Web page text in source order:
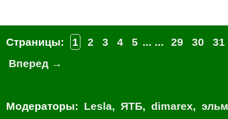
Страницы: 1 2 3 4 5 ... ... 29 30
31
Вперед →
Модераторы: Lesla, ЯТБ, dimarex,